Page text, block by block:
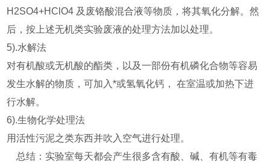
H2SO4+HClO4 及废铬酸混合液等物质，将其氧化分解。然
后，按上述无机类实验废液的处理方法加以处理。
5).水解法
对有机酸或无机酸的酯类，以及一部份有机磷化合物等容易
发生水解的物质，可加入*或氢氧化钙， 在室温或加热下进
行水解。
6).生物化学处理法
用活性污泥之类东西并吹入空气进行处理。
总结：实验室每天都会产生很多含有酸、碱、有机等有毒